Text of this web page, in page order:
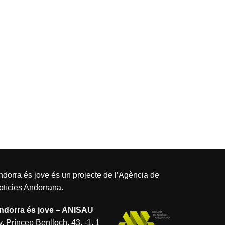
és jove és un projecte de l’Agència de
Andorrana.
és jove – ANISAU
Príncep Benlloch, 43, -1, 1